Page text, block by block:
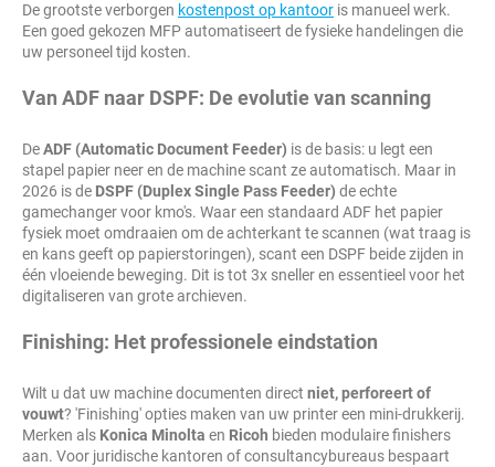
De grootste verborgen kostenpost op kantoor is manueel werk.
Een goed gekozen MFP automatiseert de fysieke handelingen die
uw personeel tijd kosten.
Van ADF naar DSPF: De evolutie van scanning
DeADF (Automatic Document Feeder) is de basis: u legt een
stapel papier neer en de machine scant ze automatisch. Maar in
2026 is de DSPF (Duplex Single Pass Feeder) de echte
gamechanger voor kmo's. Waar een standaard ADF het papier
fysiek moet omdraaien om de achterkant te scannen (wat traag is
en kans geeft op papierstoringen), scant een DSPF beide zijden in
één vloeiende beweging. Dit is tot 3x sneller en essentieel voor het
digitaliseren van grote archieven.
Finishing: Het professionele eindstation
Wilt u dat uw machine documenten direct niet, perforeert of
vouwt? 'Finishing' opties maken van uw printer een mini-drukkerij.
Merken als Konica Minolta en Ricoh bieden modulaire finishers
aan. Voor juridische kantoren of consultancybureaus bespaart